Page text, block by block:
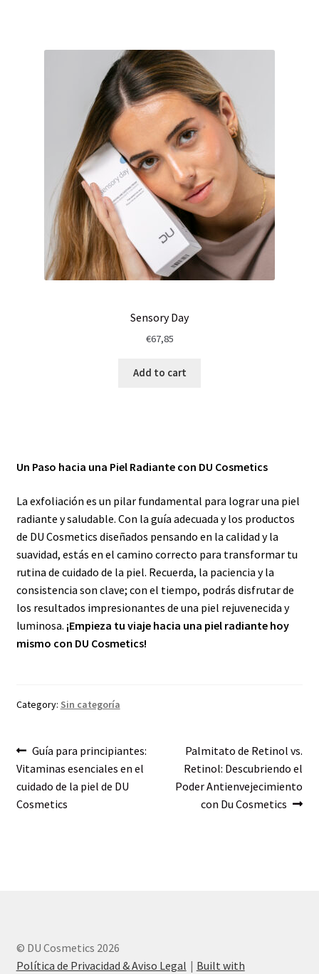
Sensory Day
€67,85
Add to cart
Un Paso hacia una Piel Radiante con DU Cosmetics
La exfoliación es un pilar fundamental para lograr una piel
radiante y saludable. Con la guía adecuada y los productos
de DU Cosmetics diseñados pensando en la calidad y la
suavidad, estás en el camino correcto para transformar tu
rutina de cuidado de la piel. Recuerda, la paciencia y la
consistencia son clave; con el tiempo, podrás disfrutar de
los resultados impresionantes de una piel rejuvenecida y
luminosa. ¡Empieza tu viaje hacia una piel radiante hoy
mismo con DU Cosmetics!
Category: Sin categoría
Post
navigation
Previous
post:
Guía para principiantes:
Vitaminas esenciales en el
cuidado de la piel de DU
Cosmetics
Next
post:
Palmitato de Retinol vs.
Retinol: Descubriendo el
Poder Antienvejecimiento
con Du Cosmetics
© DU Cosmetics 2026
Política de Privacidad & Aviso Legal
Built with